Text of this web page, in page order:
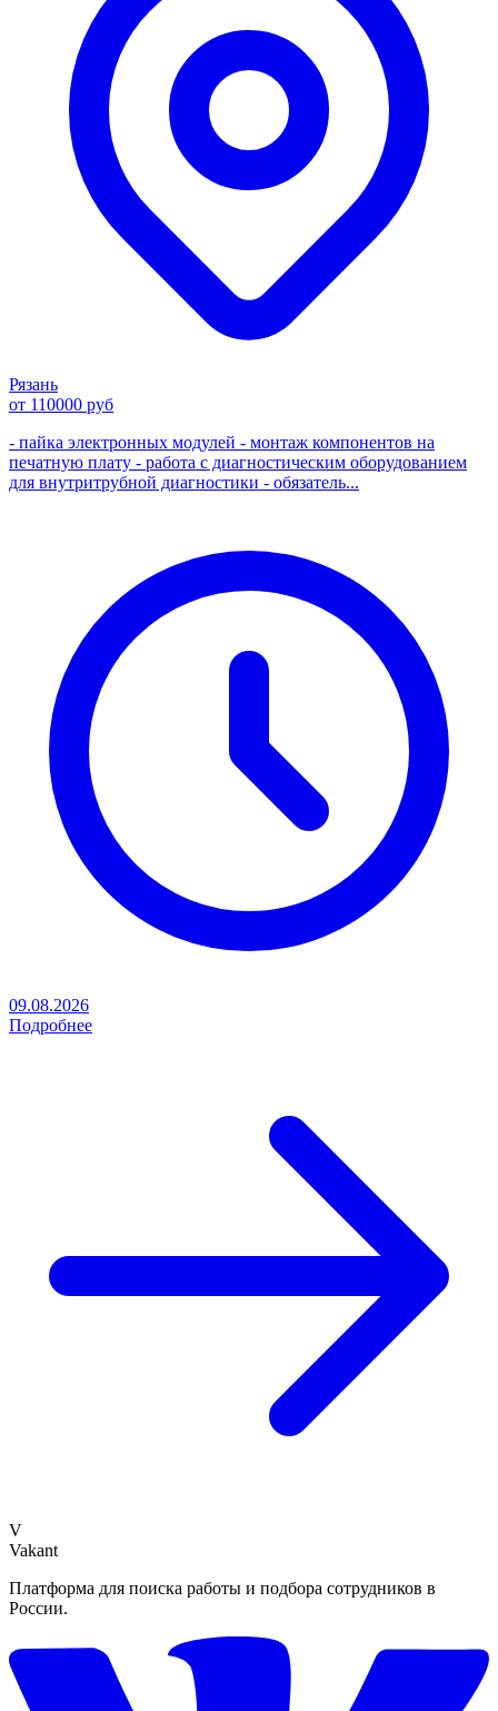
Рязань
от 110000 руб
- пайка электронных модулей - монтаж компонентов на
печатную плату - работа с диагностическим оборудованием
для внутритрубной диагностики - обязатель...
09.08.2026
Подробнее
V
Vakant
Платформа для поиска работы и подбора сотрудников в
России.